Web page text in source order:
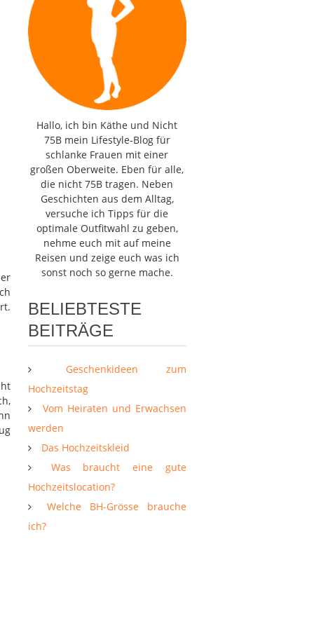
Hallo, ich bin Käthe und Nicht
75B mein Lifestyle-Blog für
schlanke Frauen mit einer
großen Oberweite. Eben für alle,
die nicht 75B tragen. Neben
Geschichten aus dem Alltag,
versuche ich Tipps für die
optimale Outfitwahl zu geben,
nehme euch mit auf meine
Reisen und zeige euch was ich
sonst noch so gerne mache.
BELIEBTESTE
BEITRÄGE
Geschenkideen zum
Hochzeitstag
Vom Heiraten und Erwachsen
werden
Das Hochzeitskleid
Was braucht eine gute
Hochzeitslocation?
Welche BH-Grösse brauche
ich?